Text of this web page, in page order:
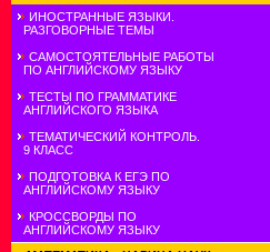
ИНОСТРАННЫЕ ЯЗЫКИ.
РАЗГОВОРНЫЕ ТЕМЫ
САМОСТОЯТЕЛЬНЫЕ РАБОТЫ
ПО АНГЛИЙСКОМУ ЯЗЫКУ
ТЕСТЫ ПО ГРАММАТИКЕ
АНГЛИЙСКОГО ЯЗЫКА
ТЕМАТИЧЕСКИЙ КОНТРОЛЬ.
9 КЛАСС
ПОДГОТОВКА К ЕГЭ ПО
АНГЛИЙСКОМУ ЯЗЫКУ
КРОССВОРДЫ ПО
АНГЛИЙСКОМУ ЯЗЫКУ